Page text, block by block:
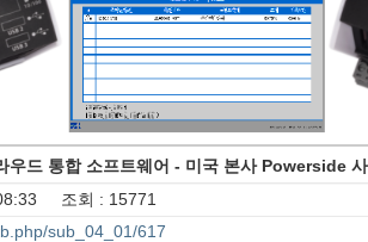
드 통합 소프트웨어 - 미국 본사 Powerside 사
조회 : 15771
sub_04_01/617